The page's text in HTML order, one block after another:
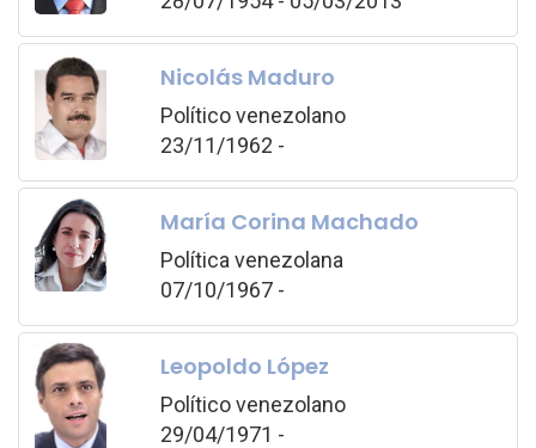
Nicolás Maduro
Político venezolano
23/11/1962 -
María Corina Machado
Política venezolana
07/10/1967 -
Leopoldo López
Político venezolano
29/04/1971 -